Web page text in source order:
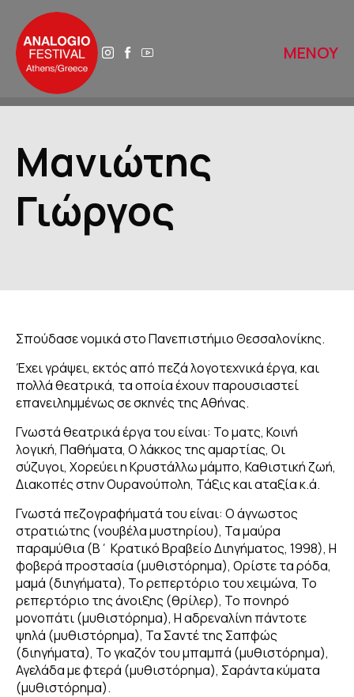
ΑΝΑΛΟΓΙΟ 2025
ΤΟ ΑΝΑΛΟΓΙΟ ΑΥΡΙΟ
ΔΗΜΟΣΙΕΥΣΕΙΣ
GALLERY
ΜΕΝΟΥ
Μανιώτης
Γιώργος
Σπούδασε νομικά στο Πανεπιστήμιο Θεσσαλονίκης.
Έχει γράψει, εκτός από πεζά λογοτεχνικά έργα, και
πολλά θεατρικά, τα οποία έχουν παρουσιαστεί
επανειλημμένως σε σκηνές της Αθήνας.
Γνωστά θεατρικά έργα του είναι: Το ματς, Κοινή
λογική, Παθήματα, Ο λάκκος της αμαρτίας, Οι
σύζυγοι, Χορεύει η Κρυστάλλω μάμπο, Καθιστική ζωή,
Διακοπές στην Ουρανούπολη, Τάξις και αταξίακ.ά.
Γνωστά πεζογραφήματά του είναι: Ο άγνωστος
στρατιώτης (νουβέλα μυστηρίου), Τα μαύρα
παραμύθια (Β΄ Κρατικό Βραβείο Διηγήματος, 1998), Η
φοβερά προστασία (μυθιστόρημα), Ορίστε τα ρόδα,
μαμά (διηγήματα), Το ρεπερτόριο του χειμώνα, Το
ρεπερτόριο της άνοιξης (θρίλερ), Το πονηρό
μονοπάτι(μυθιστόρημα), Η αδρεναλίνη πάντοτε
ψηλά (μυθιστόρημα), Τα Σαντέ της Σαπφώς
(διηγήματα), Το γκαζόν του μπαμπά (μυθιστόρημα),
Αγελάδα με φτερά (μυθιστόρημα), Σαράντα κύματα
(μυθιστόρημα).